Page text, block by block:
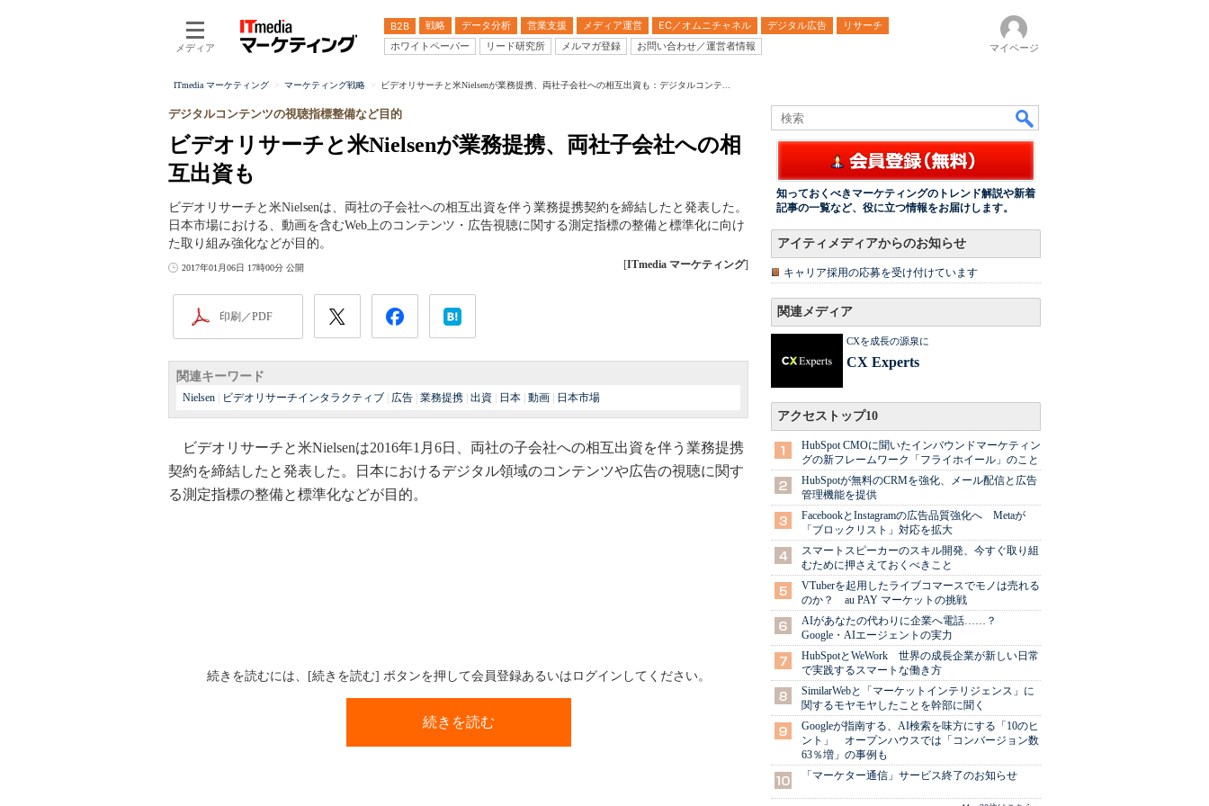
メディア
B2B 戦略 データ分析 営業支援 メディア運営 EC／オムニチャネル デジタル広告
リサーチ
ホワイトペーパー
リード研究所 メルマガ登録 お問い合わせ／運営者情報 マイページ
ITmedia マーケティング マーケティング戦略 ビデオリサーチと米Nielsenが業務提携、両社子会社への相互出資も：デジタルコンテ...
ビデオリサーチと米Nielsenが業務提携、両社子会社への相
互出資も
デジタルコンテンツの視聴指標整備など目的
ビデオリサーチと米Nielsenは、両社の子会社への相互出資を伴う業務提携契約を締結したと発表した。
日本市場における、動画を含むWeb上のコンテンツ・広告視聴に関する測定指標の整備と標準化に向け
た取り組み強化などが目的。
2017年01月06日 17時00分 公開 [ITmedia マーケティング]
印刷／PDF
関連キーワード
Nielsen ビデオリサーチインタラクティブ 広告 業務提携 出資 日本 動画 日本市場
ビデオリサーチと米Nielsenは2016年1月6日、両社の子会社への相互出資を伴う業務提携
契約を締結したと発表した。日本におけるデジタル領域のコンテンツや広告の視聴に関す
る測定指標の整備と標準化などが目的。
続きを読むには、[続きを読む] ボタンを押して会員登録あるいはログインしてください。
続きを読む
知っておくべきマーケティングのトレンド解説や新着
記事の一覧など、役に立つ情報をお届けします。
アイティメディアからのお知らせ
キャリア採用の応募を受け付けています
関連メディア
CXを成長の源泉に
CX Experts
アクセストップ10
HubSpot CMOに聞いたインバウンドマーケティン
グの新フレームワーク「フライホイール」のこと
HubSpotが無料のCRMを強化、メール配信と広告
管理機能を提供
FacebookとInstagramの広告品質強化へ Metaが
「ブロックリスト」対応を拡大
スマートスピーカーのスキル開発、今すぐ取り組
むために押さえておくべきこと
VTuberを起用したライブコマースでモノは売れる
のか？ au PAY マーケットの挑戦
AIがあなたの代わりに企業へ電話……？
Google・AIエージェントの実力
HubSpotとWeWork 世界の成長企業が新しい日常
で実践するスマートな働き方
SimilarWebと「マーケットインテリジェンス」に
関するモヤモヤしたことを幹部に聞く
Googleが指南する、AI検索を味方にする「10のヒ
ント」 オープンハウスでは「コンバージョン数
63％増」の事例も
「マーケター通信」サービス終了のお知らせ